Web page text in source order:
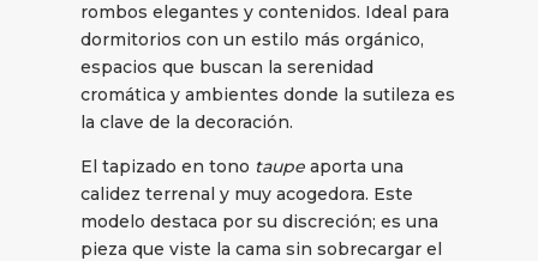
rombos elegantes y contenidos. Ideal para
dormitorios con un estilo más orgánico,
espacios que buscan la serenidad
cromática y ambientes donde la sutileza es
la clave de la decoración.
El tapizado en tono taupe aporta una
calidez terrenal y muy acogedora. Este
modelo destaca por su discreción; es una
pieza que viste la cama sin sobrecargar el